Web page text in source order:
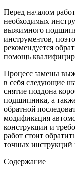
Перед началом
необходимых
выжимного
инструментов,
рекомендуется
помощь
Процесс замены
в себя следующие
снятие поддона
подшипника, а
обратной
модификация
конструкции и
работ стоит
точных инструкций
Содержание